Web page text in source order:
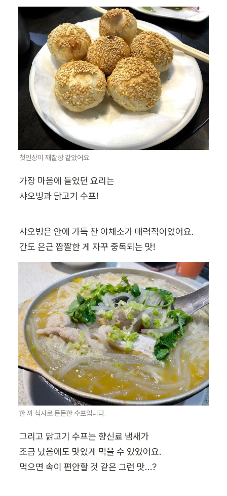
첫인상이 깨찰빵 같았어요.
가장 마음에 들었던 요리는
샤오빙과 닭고기 수프!
샤오빙은 안에 가득 찬 야채소가 매력적이었어요.
간도 은근 짭짤한 게 자꾸 중독되는 맛!
한 끼 식사로 든든한 수프입니다.
그리고 닭고기 수프는 향신료 냄새가
조금 났음에도 맛있게 먹을 수 있었어요.
먹으면 속이 편안할 것 같은 그런 맛...?